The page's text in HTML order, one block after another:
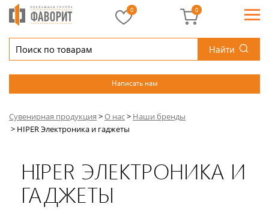
Найти
Написать нам
0 0
Сувенирная продукция >О нас> Наши бренды
> HIPER Электроника и гаджеты
HIPER ЭЛЕКТРОНИКА И
ГАДЖЕТЫ